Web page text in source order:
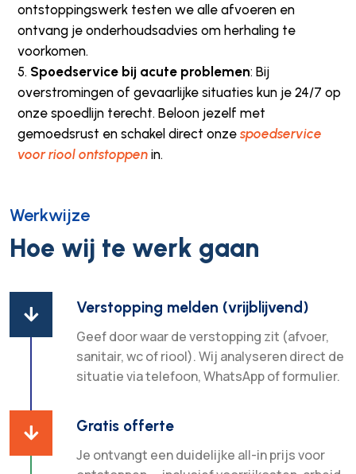
ontstoppingswerk testen we alle afvoeren en
ontvang je onderhoudsadvies om herhaling te
voorkomen.
Spoedservice bij acute problemen: Bij
overstromingen of gevaarlijke situaties kun je 24/7 op
onze spoedlijn terecht. Beloon jezelf met
gemoedsrust en schakel direct onze spoedservice
voor riool ontstoppenin.
Werkwijze
Hoe wij te werk gaan
 Verstopping melden (vrijblijvend)
Geef door waar de verstopping zit (afvoer,
sanitair, wc of riool). Wij analyseren direct de
situatie via telefoon, WhatsApp of formulier.
 Gratis offerte
Je ontvangt een duidelijke all-in prijs voor